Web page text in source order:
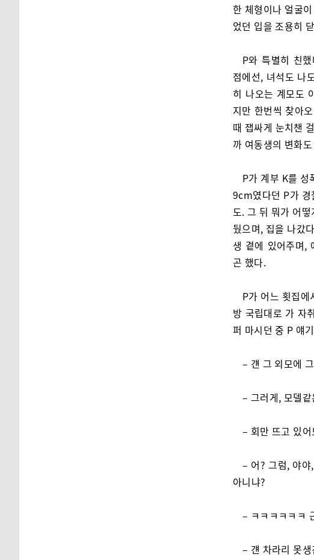
한 체형이나 얼굴
었던 입을 조용히
P와 특별히 친
점에선, 녀석도 나
히 나오는 계모도
지만 한번씩 찾아
때 잽싸게 눈치챈
까 여동생의 변화
P가 계부 K를 성
9cm였다던 P가 경
도. 그 뒤 뭐가 어
뒀으며, 집을 나갔
생 곁에 있어주며,
곤 했다.
P가 어느 횟집에
방 국립대로 가 자
퍼 마시던 중 P 얘
– 걘 그 외모에
– 그러게, 모델
– 회만 뜨고 있
– 어? 그럼, 야
아니냐?
– ㅋㅋㅋㅋㅋㅋ
– 걘 차라리 못